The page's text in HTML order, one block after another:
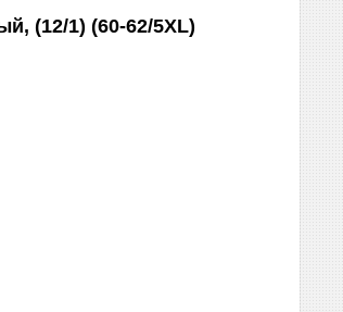
(12/1) (60-62/5XL)